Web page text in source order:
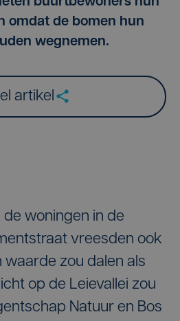
omdat de bomen hun
wegnemen.
artikel
de woningen in de
vreesden ook
waarde zou dalen als
op de Leievallei zou
Natuur en Bos